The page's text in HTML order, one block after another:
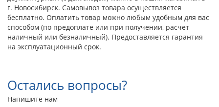
г. Новосибирск. Самовывоз товара осуществляется
бесплатно. Оплатить товар можно любым удобным для вас
способом (по предоплате или при получении, расчет
наличный или безналичный). Предоставляется гарантия
на эксплуатационный срок.
Остались вопросы?
Напишите нам